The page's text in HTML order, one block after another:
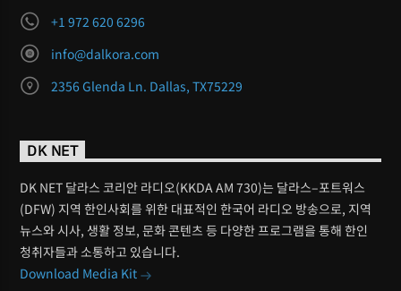
+1 972 620 6296
info@dalkora.com
2356 Glenda Ln. Dallas, TX75229
DK NET
DK NET 달라스 코리안 라디오(KKDA AM 730)는 달라스–포트워스
(DFW) 지역 한인사회를 위한 대표적인 한국어 라디오 방송으로, 지역
뉴스와 시사, 생활 정보, 문화 콘텐츠 등 다양한 프로그램을 통해 한인
청취자들과 소통하고 있습니다.
Download Media Kit